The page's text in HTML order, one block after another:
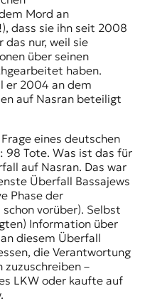
Mord an
dass sie ihn seit 2008
das nur, weil sie
über seinen
haben.
er 2004 an dem
auf Nasranbeteiligt
eines deutschen
98 Tote. Was ist das für
auf Nasran. Das war
Überfall Bassajews
Phase der
vorüber). Selbst
Information über
diesem Überfall
die Verantwortung
–
LKW oder kaufte auf